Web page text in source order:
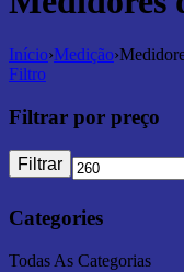
Início›Medição›
Filtro
Filtrar por preço
Filtrar
Categories
Todas As Categorias